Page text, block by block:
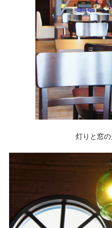
灯りと窓